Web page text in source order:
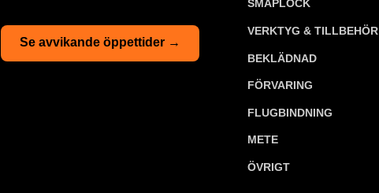
Se avvikande öppettider →
SMÅPLOCK
VERKTYG & TILLBEHÖR
BEKLÄDNAD
FÖRVARING
FLUGBINDNING
METE
ÖVRIGT